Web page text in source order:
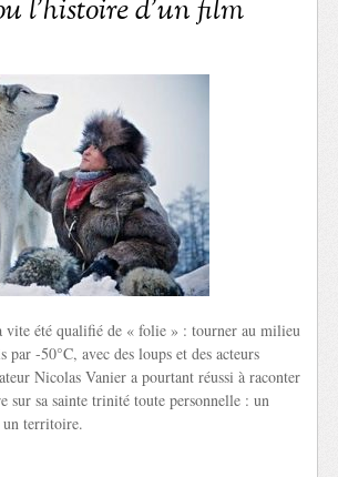
l’histoire d’un film
vite été qualifié de « folie » : tourner au milieu
par -50°C, avec des loups et des acteurs
Nicolas Vanier a pourtant réussi à raconter
sur sa sainte trinité toute personnelle : un
territoire.